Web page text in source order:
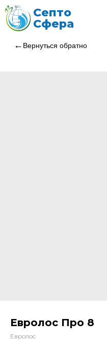
Септо
Сфера
Вернуться обратно
Евролос Про 8
Евролос